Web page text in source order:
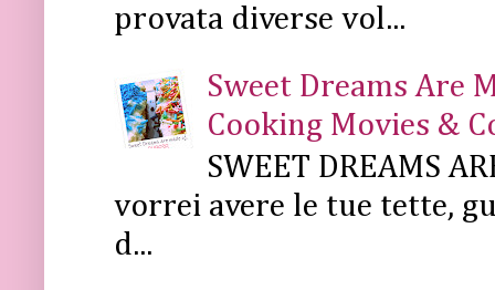
provata diverse vol...
Sweet Dreams Are
Cooking Movies &
SWEET DREAMS
vorrei avere le tue tette,
d...